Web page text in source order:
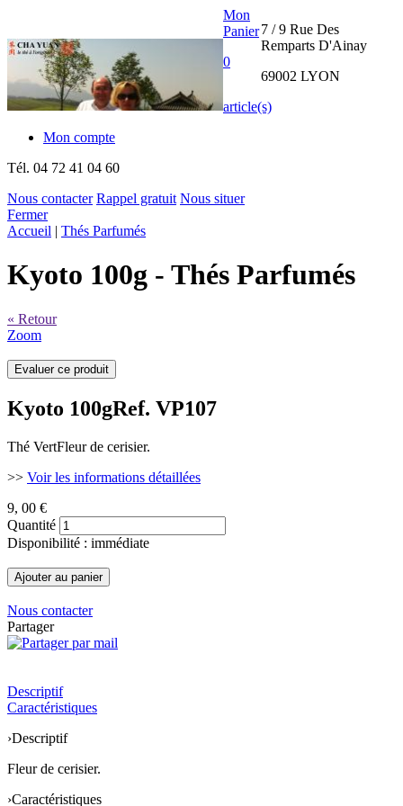
THE CHA
YUAN
INTERNATIONAL
7 / 9 Rue Des
Remparts D'Ainay
69002 LYON
Mon
Panier
0
article(s)
Mon compte
Tél. 04 72 41 04 60
Nous contacter Rappel gratuit Nous situer
Fermer
Accueil | Thés Parfumés
Kyoto 100g - Thés Parfumés
« Retour
Zoom
Kyoto 100gRef. VP107
Thé VertFleur de cerisier.
>> Voir les informations détaillées
9, 00 €
Quantité
Disponibilité : immédiate
Nous contacter
Partager
Descriptif
Caractéristiques
›Descriptif
Fleur de cerisier.
›Caractéristiques